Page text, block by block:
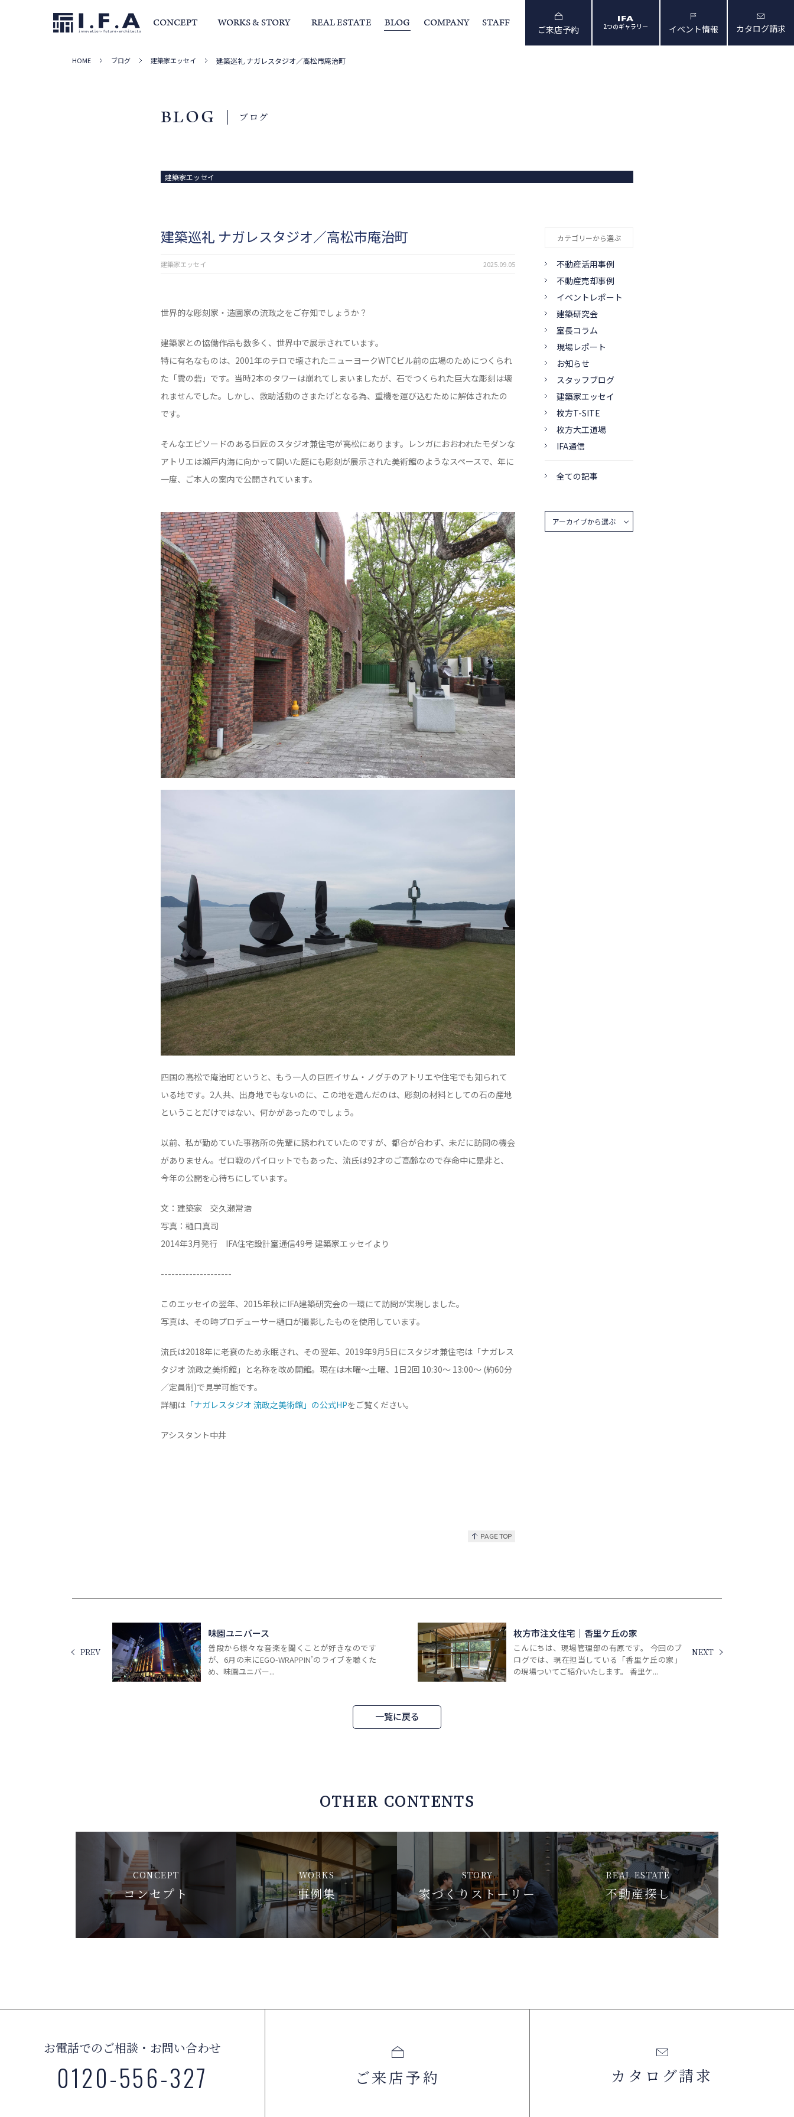
CONCEPT WORKS & STORY
事例集 家づくりストーリー
REAL ESTATE BLOG COMPANY
サービス・家づくりの流れ 室長からの挨拶
STAFF
ご来店予約 2つのギャラリー イベント情報 カタログ請求
HOME ブログ 建築家エッセイ 建築巡礼 ナガレスタジオ／高松市庵治町
BLOG ブログ
建築家エッセイ
建築巡礼 ナガレスタジオ／高松市庵治町
建築家エッセイ 2025.09.05
世界的な彫刻家・造園家の流政之をご存知でしょうか？
建築家との協働作品も数多く、世界中で展示されています。
特に有名なものは、2001年のテロで壊されたニューヨークWTCビル前の広場のためにつくられ
た「雲の砦」です。当時2本のタワーは崩れてしまいましたが、石でつくられた巨大な彫刻は壊
れませんでした。しかし、救助活動のさまたげとなる為、重機を運び込むために解体されたの
です。
そんなエピソードのある巨匠のスタジオ兼住宅が高松にあります。レンガにおおわれたモダンな
アトリエは瀬戸内海に向かって開いた庭にも彫刻が展示された美術館のようなスペースで、年に
一度、ご本人の案内で公開されています。
四国の高松で庵治町というと、もう一人の巨匠イサム・ノグチのアトリエや住宅でも知られて
いる地です。2人共、出身地でもないのに、この地を選んだのは、彫刻の材料としての石の産地
ということだけではない、何かがあったのでしょう。
以前、私が勤めていた事務所の先輩に誘われていたのですが、都合が合わず、未だに訪問の機会
がありません。ゼロ戦のパイロットでもあった、流氏は92才のご高齢なので存命中に是非と、
今年の公開を心待ちにしています。
文：建築家 交久瀬常浩
写真：樋口真司
2014年3月発行 IFA住宅設計室通信49号 建築家エッセイより
--------------------
このエッセイの翌年、2015年秋にIFA建築研究会の一環にて訪問が実現しました。
写真は、その時プロデューサー樋口が撮影したものを使用しています。
流氏は2018年に老衰のため永眠され、その翌年、2019年9月5日にスタジオ兼住宅は「ナガレス
タジオ 流政之美術館」と名称を改め開館。現在は木曜～土曜、1日2回 10:30～ 13:00～ (約60分
／定員制)で見学可能です。
詳細は 「ナガレスタジオ 流政之美術館」の公式HPをご覧ください。
アシスタント中井
PREV
味園ユニバース
普段から様々な音楽を聞くことが好きなのです
が、6月の末にEGO-WRAPPIN’のライブを聴くた
め、味園ユニバー...
NEXT
枚方市注文住宅｜香里ケ丘の家
こんにちは、現場管理部の有原です。 今回のブ
ログでは、現在担当している「香里ケ丘の家」
の現場ついてご紹介いたします。 香里ケ...
一覧に戻る
カテゴリーから選ぶ
不動産活用事例
不動産売却事例
イベントレポート
建築研究会
室長コラム
現場レポート
お知らせ
スタッフブログ
建築家エッセイ
枚方T-SITE
枚方大工道場
IFA通信
全ての記事
アーカイブから選ぶ
OTHER CONTENTS
CONCEPT
コンセプト
WORKS
事例集
STORY
家づくりストーリー
REAL ESTATE
不動産探し
お電話でのご相談・お問い合わせ
0120-556-327 ご来店予約 カタログ請求